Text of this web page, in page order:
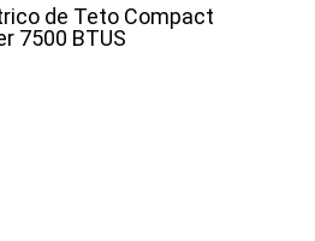
de Teto Compact
7500 BTUS